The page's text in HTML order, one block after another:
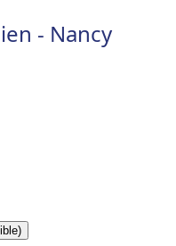
- Nancy